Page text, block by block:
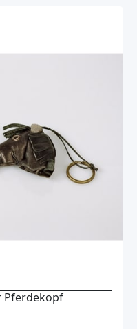
Pferdekopf